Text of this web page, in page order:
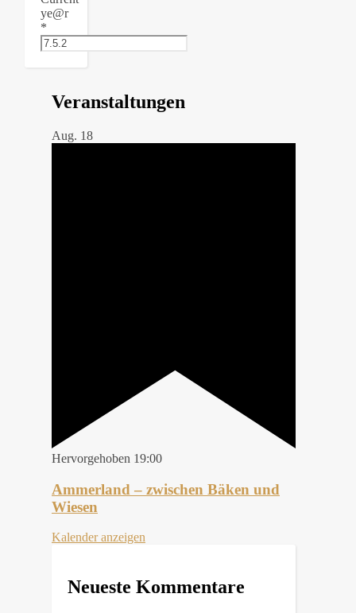
ye@r
*
Veranstaltungen
Aug. 18
Hervorgehoben 19:00
Ammerland – zwischen Bäken und
Wiesen
Kalender anzeigen
Neueste Kommentare